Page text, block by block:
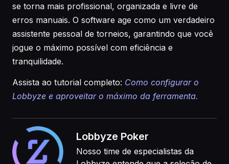
se torna mais profissional, organizada e livre de
erros manuais. O software age como um verdadeiro
assistente pessoal de torneios, garantindo que você
jogue o máximo possível com eficiência e
tranquilidade.
Assista ao tutorial completo: Como configurar o
Lobbyze e aproveitar o máximo da ferramenta.
Lobbyze Poker
Nosso time de especialistas da